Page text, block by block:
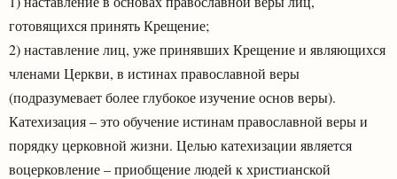
готовящихся принять Крещение;
2) наставление лиц, уже принявших Крещение и являющихся
членами Церкви, в истинах православной веры
(подразумевает более глубокое изучение основ веры).
Катехизация – это обучение истинам православной веры и
порядку церковной жизни. Целью катехизации является
воцерковление – приобщение людей к христианской